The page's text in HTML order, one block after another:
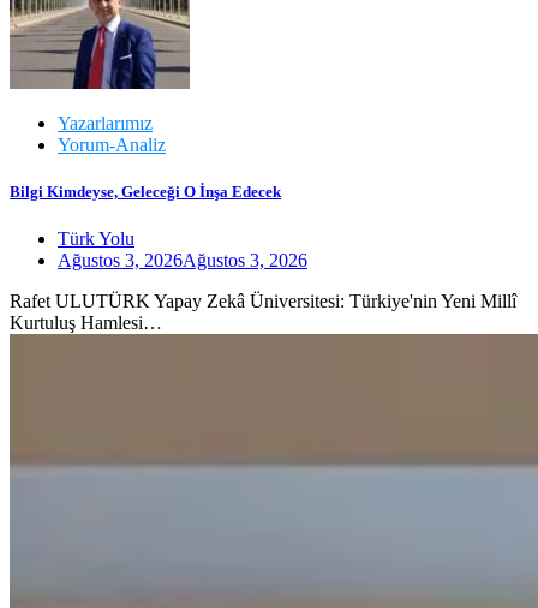
Yazarlarımız
Yorum-Analiz
Bilgi Kimdeyse, Geleceği O İnşa Edecek
Türk Yolu
Ağustos 3, 2026Ağustos 3, 2026
Rafet ULUTÜRK Yapay Zekâ Üniversitesi: Türkiye'nin Yeni Millî
Kurtuluş Hamlesi…